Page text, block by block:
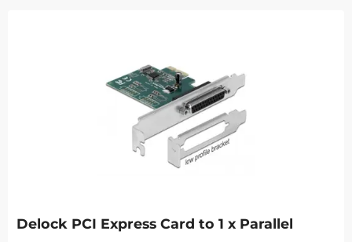
Delock PCI Express Card to 1 x Parallel